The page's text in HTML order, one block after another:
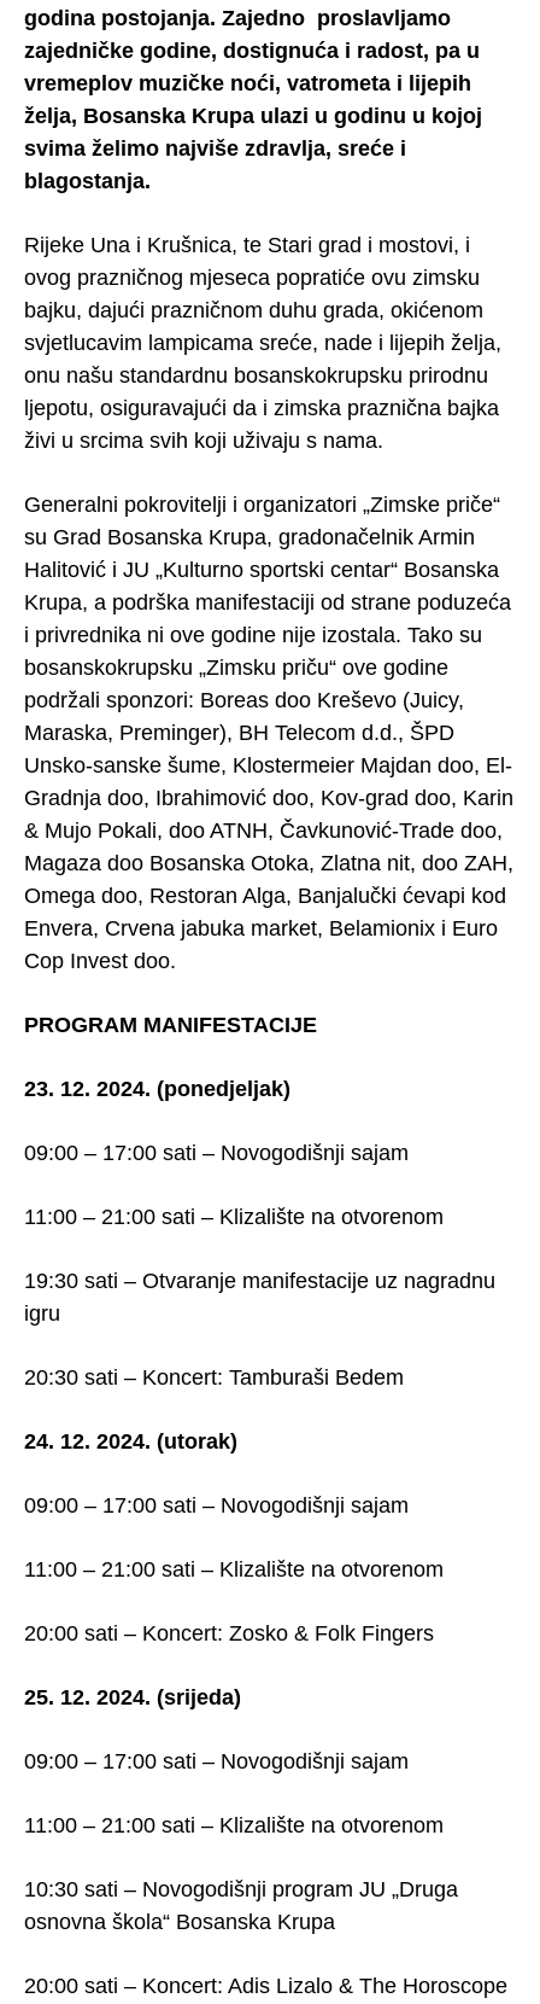
godina postojanja. Zajedno proslavljamo
zajedničke godine, dostignuća i radost, pa u
vremeplov muzičke noći, vatrometa i lijepih
želja, Bosanska Krupa ulazi u godinu u kojoj
svima želimo najviše zdravlja, sreće i
blagostanja.
Rijeke Una i Krušnica, te Stari grad i mostovi, i
ovog prazničnog mjeseca popratiće ovu zimsku
bajku, dajući prazničnom duhu grada, okićenom
svjetlucavim lampicama sreće, nade i lijepih želja,
onu našu standardnu bosanskokrupsku prirodnu
ljepotu, osiguravajući da i zimska praznična bajka
živi u srcima svih koji uživaju s nama.
Generalni pokrovitelji i organizatori „Zimske priče“
su Grad Bosanska Krupa, gradonačelnik Armin
Halitović i JU „Kulturno sportski centar“ Bosanska
Krupa, a podrška manifestaciji od strane poduzeća
i privrednika ni ove godine nije izostala. Tako su
bosanskokrupsku „Zimsku priču“ ove godine
podržali sponzori: Boreas doo Kreševo (Juicy,
Maraska, Preminger), BH Telecom d.d., ŠPD
Unsko-sanske šume, Klostermeier Majdan doo, El-
Gradnja doo, Ibrahimović doo, Kov-grad doo, Karin
& Mujo Pokali, doo ATNH, Čavkunović-Trade doo,
Magaza doo Bosanska Otoka, Zlatna nit, doo ZAH,
Omega doo, Restoran Alga, Banjalučki ćevapi kod
Envera, Crvena jabuka market, Belamionix i Euro
Cop Invest doo.
PROGRAM MANIFESTACIJE
23. 12. 2024. (ponedjeljak)
09:00 – 17:00 sati – Novogodišnji sajam
11:00 – 21:00 sati – Klizalište na otvorenom
19:30 sati – Otvaranje manifestacije uz nagradnu
igru
20:30 sati – Koncert: Tamburaši Bedem
24. 12. 2024. (utorak)
09:00 – 17:00 sati – Novogodišnji sajam
11:00 – 21:00 sati – Klizalište na otvorenom
20:00 sati – Koncert: Zosko & Folk Fingers
25. 12. 2024. (srijeda)
09:00 – 17:00 sati – Novogodišnji sajam
11:00 – 21:00 sati – Klizalište na otvorenom
10:30 sati – Novogodišnji program JU „Druga
osnovna škola“ Bosanska Krupa
20:00 sati – Koncert: Adis Lizalo & The Horoscope